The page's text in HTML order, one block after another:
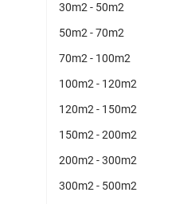
30m2 - 50m2
50m2 - 70m2
70m2 - 100m2
100m2 - 120m2
120m2 - 150m2
150m2 - 200m2
200m2 - 300m2
300m2 - 500m2